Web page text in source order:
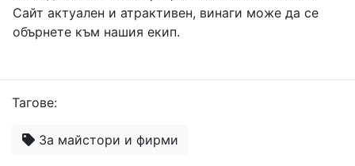
Сайт актуален и атрактивен, винаги може да се
обърнете към нашия екип.
Тагове:
За майстори и фирми